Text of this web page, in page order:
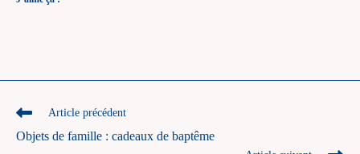
Read
articles
Article précédent
Objets de famille : cadeaux de baptême